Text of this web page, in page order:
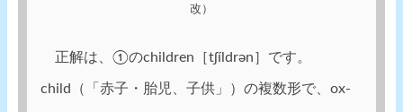
改）
正解は、①のchildren［tʃíldrən］です。
child（「赤子・胎児、子供」）の複数形で、ox-